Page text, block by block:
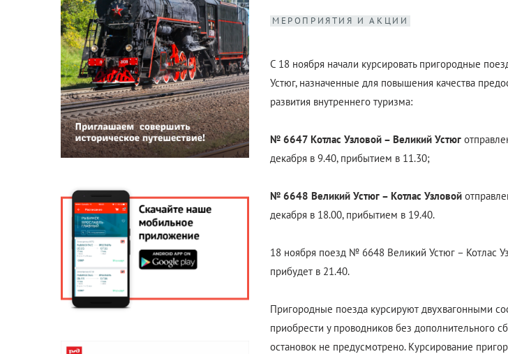
МЕРОПРИЯТИЯ И АКЦИИ
С 18 ноября начали курсировать пригородные
Устюг, назначенные для повышения качества
развития внутреннего туризма:
№ 6647 Котлас Узловой – Великий Устюг
декабря в 9.40, прибытием в 11.30;
№ 6648 Великий Устюг – Котлас Узловой
декабря в 18.00, прибытием в 19.40.
18 ноября поезд № 6648 Великий Устюг – Котлас
прибудет в 21.40.
Пригородные поезда курсируют двухвагонными
приобрести у проводников без дополнительного
остановок не предусмотрено. Курсирование